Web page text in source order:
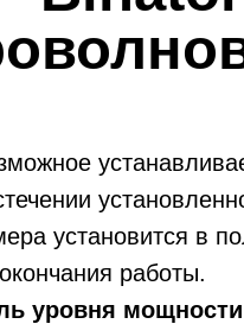
установится в
работы.
уровня мощности